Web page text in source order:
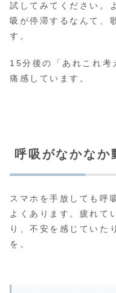
試してみてください。
吸が停滞するなんて、
す。
15分後の「あれこれ考
痛感しています。
呼吸がなかなか
スマホを手放しても呼
よくあります。疲れて
り、不安を感じていた
を。